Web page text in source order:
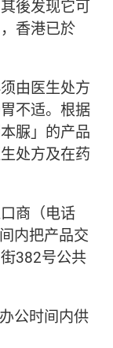
後发现它可
香港已於
由医生处方
不适。根据
脲」的产品
处方及在药
商（电话
内把产品交
382号公共
公时间内供